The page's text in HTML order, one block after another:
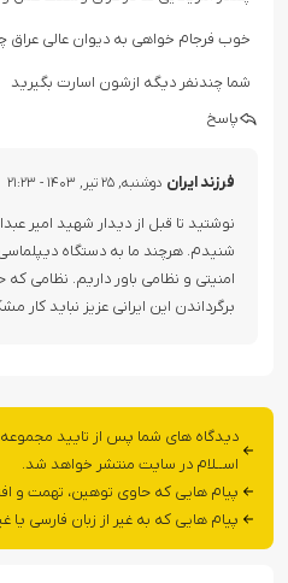
خوب فرجام خواهی به دیوان عالی عراق
شما چندنفر دیگه ازشون اسارت بگیرید
پاسخ
فرزند ایران دوشنبه, ۲۵ تیر, ۱۴۰۳ - ۲۱:۲۳
نوشتید تا قبل از دیدار شهید امیر
شنیدم. هرچند ما به دستگاه
امنیتی و نظامی باور داریم. نظامی که
برگرداندن این ایرانی عزیز نباید کار
دیدگاه های شما پس از تایید مجموعه
اســلام در سایت منتشر خواهد شد.
پیام هایی که حاوی توهین، تهمت و
پیام هایی که به غیر از زبان فارسی